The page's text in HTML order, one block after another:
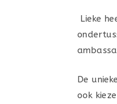
Lieke
De
ook